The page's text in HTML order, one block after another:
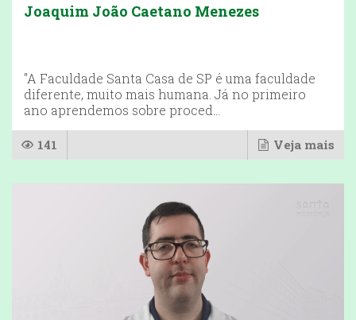
Joaquim João Caetano Menezes
"A Faculdade Santa Casa de SP é uma faculdade
diferente, muito mais humana. Já no primeiro
ano aprendemos sobre proced...
141 Veja mais